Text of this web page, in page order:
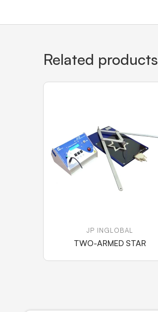
Related products
JP INGLOBAL
TWO-ARMED STAR